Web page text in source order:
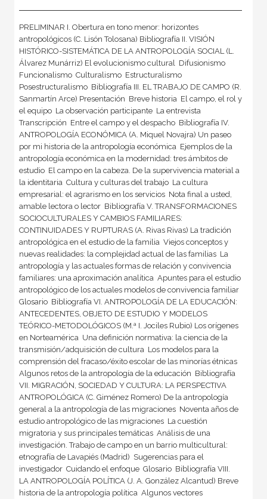
PRELIMINAR I. Obertura en tono menor: horizontes
antropológicos (C. Lisón Tolosana) Bibliografía II. VISIÓN
HISTÓRICO-SISTEMÁTICA DE LA ANTROPOLOGÍA SOCIAL (L.
Álvarez Munárriz) El evolucionismo cultural  Difusionismo 
Funcionalismo  Culturalismo  Estructuralismo 
Posestructuralismo  Bibliografía III. EL TRABAJO DE CAMPO (R.
Sanmartín Arce) Presentación  Breve historia  El campo, el rol y
el equipo  La observación participante  La entrevista 
Transcripción  Entre el campo y el despacho  Bibliografía IV.
ANTROPOLOGÍA ECONÓMICA (A. Miquel Novajra) Un paseo
por mi historia de la antropología económica  Ejemplos de la
antropología económica en la modernidad: tres ámbitos de
estudio  El campo en la cabeza. De la supervivencia material a
la identitaria  Cultura y culturas del trabajo  La cultura
empresarial: el agrarismo en los servicios  Nota final a usted,
amable lectora o lector  Bibliografía V. TRANSFORMACIONES
SOCIOCULTURALES Y CAMBIOS FAMILIARES:
CONTINUIDADES Y RUPTURAS (A. Rivas Rivas) La tradición
antropológica en el estudio de la familia  Viejos conceptos y
nuevas realidades: la complejidad actual de las familias  La
antropología y las actuales formas de relación y convivencia
familiares: una aproximación analítica  Apuntes para el estudio
antropológico de los actuales modelos de convivencia familiar 
Glosario  Bibliografía VI. ANTROPOLOGÍA DE LA EDUCACIÓN:
ANTECEDENTES, OBJETO DE ESTUDIO Y MODELOS
TEÓRICO-METODOLÓGICOS (M.ª I. Jociles Rubio) Los orígenes
en Norteamérica  Una definición normativa: la ciencia de la
transmisión/adquisición de cultura  Los modelos para la
comprensión del fracaso/éxito escolar de las minorías étnicas 
Algunos retos de la antropología de la educación  Bibliografía
VII. MIGRACIÓN, SOCIEDAD Y CULTURA: LA PERSPECTIVA
ANTROPOLÓGICA (C. Giménez Romero) De la antropología
general a la antropología de las migraciones  Noventa años de
estudio antropológico de las migraciones  La cuestión
migratoria y sus principales temáticas  Análisis de una
investigación. Trabajo de campo en un barrio multicultural:
etnografía de Lavapiés (Madrid)  Sugerencias para el
investigador  Cuidando el enfoque  Glosario  Bibliografía VIII.
LA ANTROPOLOGÍA POLÍTICA (J. A. González Alcantud) Breve
historia de la antropología política  Algunos vectores